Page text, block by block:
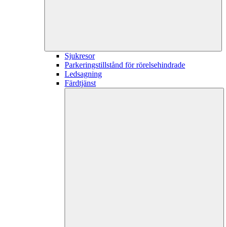
Sjukresor
Parkeringstillstånd för rörelsehindrade
Ledsagning
Färdtjänst